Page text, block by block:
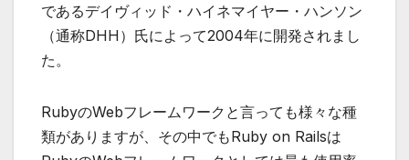
であるデイヴィッド・ハイネマイヤー・ハンソン
（通称DHH）氏によって2004年に開発されまし
た。
RubyのWebフレームワークと言っても様々な種
類がありますが、その中でもRuby on Railsは